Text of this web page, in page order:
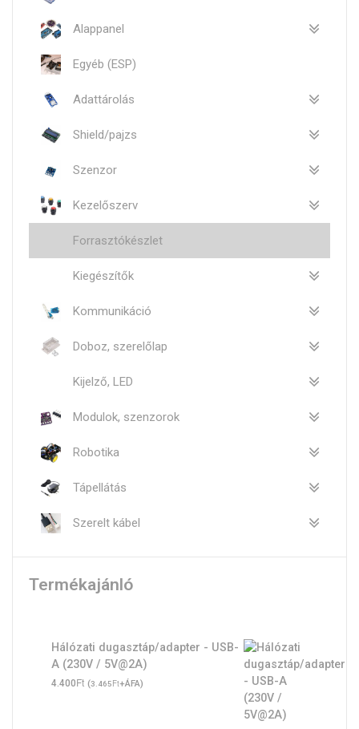
Alappanel
Egyéb (ESP)
Adattárolás
Shield/pajzs
Szenzor
Kezelőszerv
Forrasztókészlet
Kiegészítők
Kommunikáció
Doboz, szerelőlap
Kijelző, LED
Modulok, szenzorok
Robotika
Tápellátás
Szerelt kábel
Termékajánló
Hálózati dugasztáp/adapter - USB-
A (230V / 5V@2A)
4.400Ft (3.465Ft+ÁFA)